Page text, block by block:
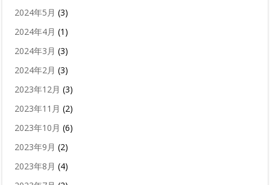
2024年5月 (3)
2024年4月 (1)
2024年3月 (3)
2024年2月 (3)
2023年12月 (3)
2023年11月 (2)
2023年10月 (6)
2023年9月 (2)
2023年8月 (4)